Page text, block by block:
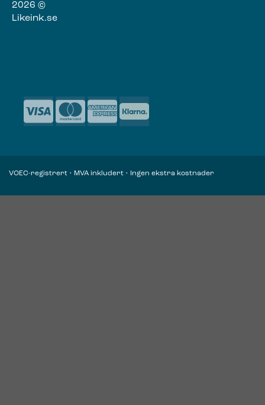
2026 ©
Likeink.se
VOEC-registrert • MVA inkludert • Ingen ekstra kostnader